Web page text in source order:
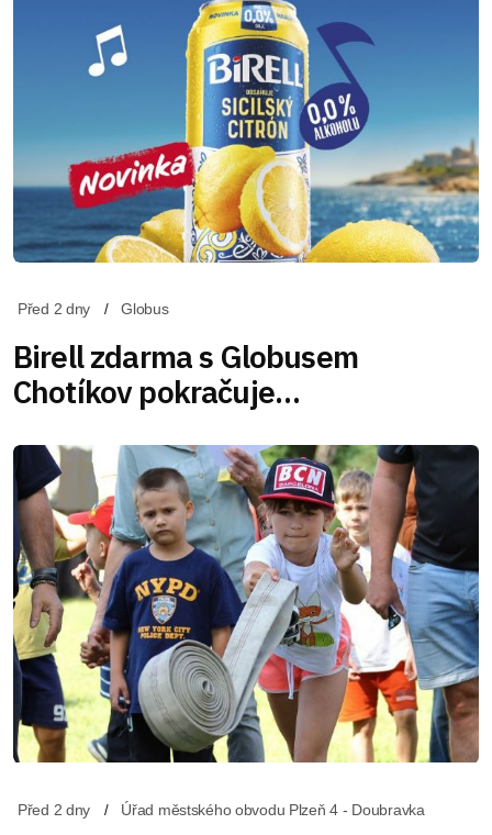
Před 2 dny Globus
Birell zdarma s Globusem
Chotíkov pokračuje…
Před 2 dny Úřad městského obvodu Plzeň 4 - Doubravka